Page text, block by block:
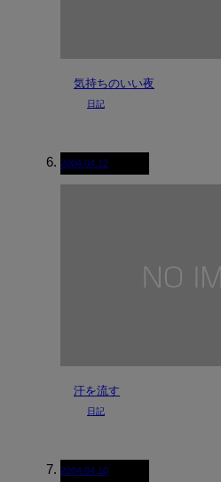
気持ちのいい夜
日記
2004.04.12
汗を流す
日記
2004.04.10